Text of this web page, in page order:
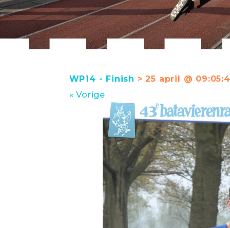
WP14 - Finish > 25 april @
« Vorige